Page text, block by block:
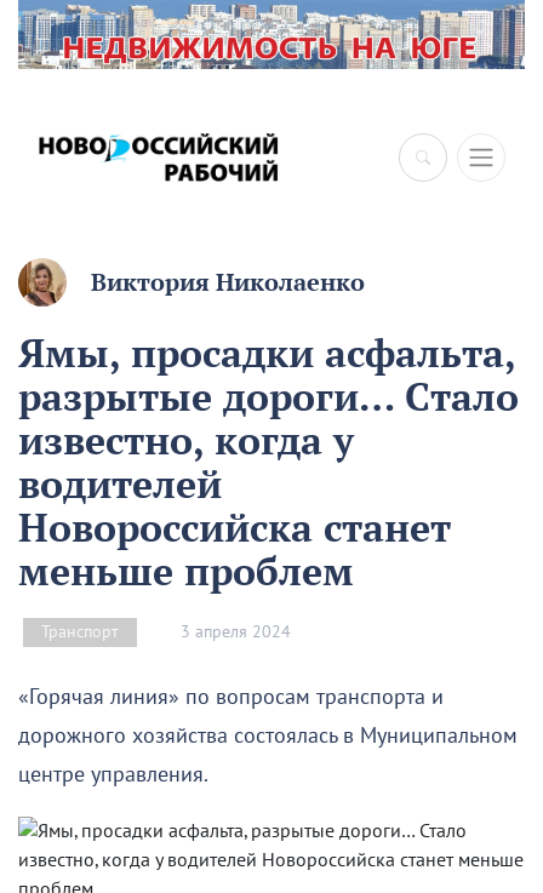
Виктория Николаенко
Ямы, просадки асфальта,
разрытые дороги… Стало
известно, когда у
водителей
Новороссийска станет
меньше проблем
Транспорт 3 апреля 2024
«Горячая линия» по вопросам транспорта и
дорожного хозяйства состоялась в Муниципальном
центре управления.